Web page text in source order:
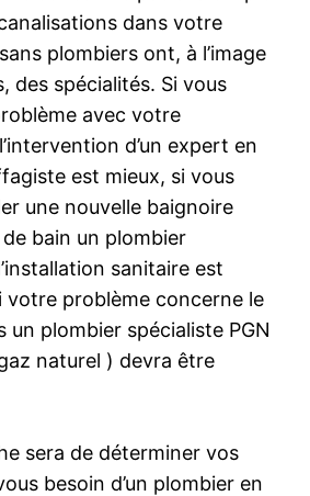
dans votre
plombiers ont, à l’image
des spécialités. Si vous
avec votre
d’un expert en
est mieux, si vous
une nouvelle baignoire
bain un plombier
sanitaire est
votre problème concerne le
un plombier spécialiste PGN
naturel ) devra être
sera de déterminer vos
besoin d’un plombier en